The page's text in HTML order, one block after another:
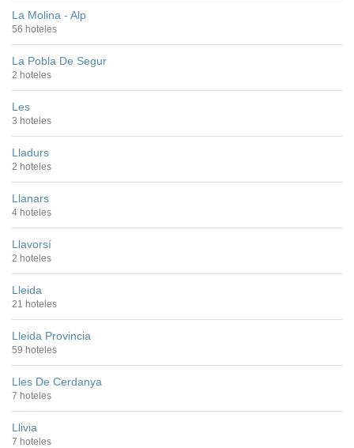
La Molina - Alp
56 hoteles
La Pobla De Segur
2 hoteles
Les
3 hoteles
Lladurs
2 hoteles
Llanars
4 hoteles
Llavorsí
2 hoteles
Lleida
21 hoteles
Lleida Provincia
59 hoteles
Lles De Cerdanya
7 hoteles
Llivia
7 hoteles